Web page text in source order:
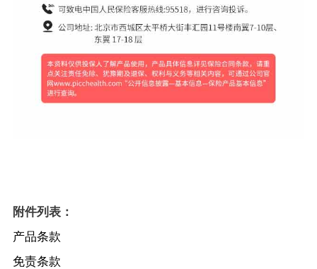
附件列表：
产品条款
免责条款